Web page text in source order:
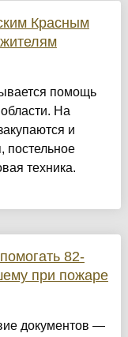
Красным
помощь
На
и
постельное
техника.
82-
при пожаре
документов —